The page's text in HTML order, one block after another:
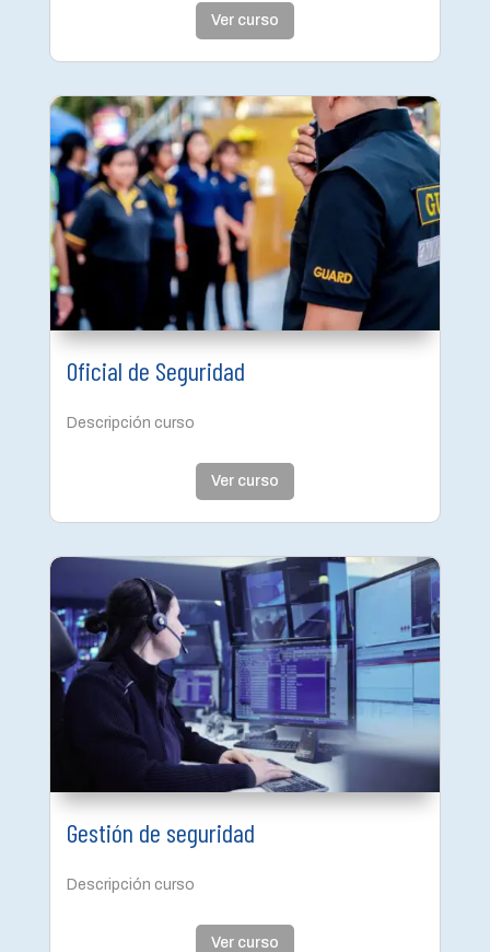
Ver curso
Oficial de Seguridad
Descripción curso
Ver curso
Gestión de seguridad
Descripción curso
Ver curso